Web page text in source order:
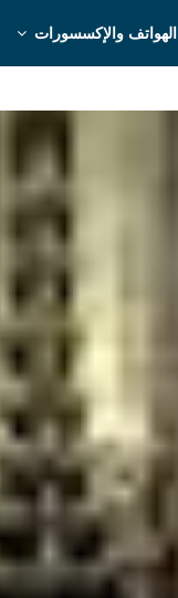
الهواتف والإكسسورات